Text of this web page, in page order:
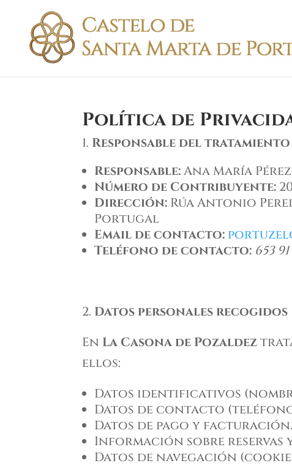
Política de
Responsable del tratamiento
Responsable:Ana María
Número de Contribuyente:
Dirección: Rúa Antonio
Portugal
Email de contacto:
Teléfono de contacto: 653
Datos personales recogidos
En La Casona de Pozaldez
ellos:
Datos identificativos
Datos de contacto
Datos de pago y facturación.
Información sobre reservas
Datos de navegación